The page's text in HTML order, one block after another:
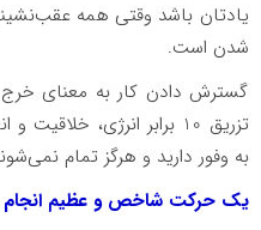
یادتان باشد وقتی همه
شدن است.
گسترش دادن کار به معنای
تزریق 10 برابر انرژی،
به ‌وفور دارید و هرگز تمام
یک حرکت شاخص و عظیم انجام